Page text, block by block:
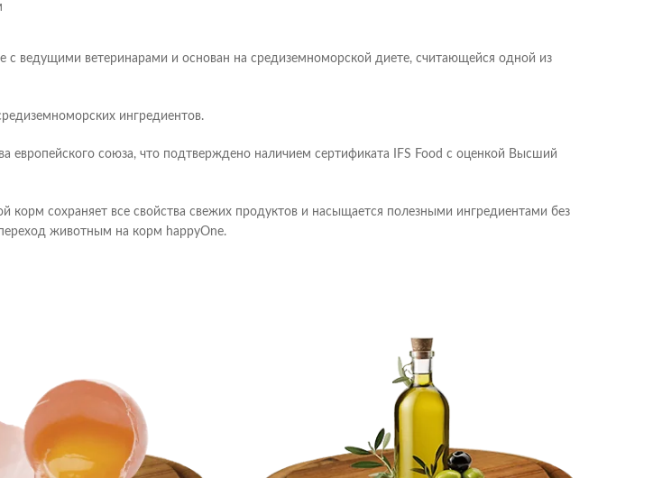
с ведущими ветеринарами и основан на средиземноморской диете, считающейся одной из
ингредиентов.
европейского союза, что подтверждено наличием сертификата IFS Food с оценкой Высший
корм сохраняет все свойства свежих продуктов и насыщается полезными ингредиентами без
животным на корм happyOne.